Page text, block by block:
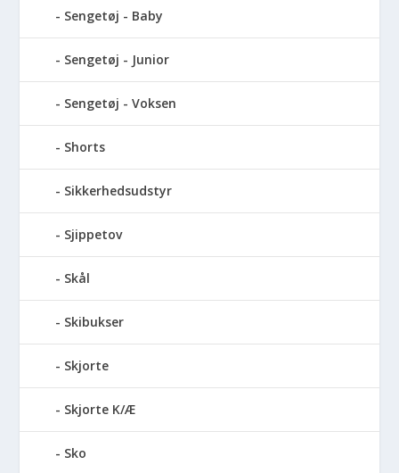
Sengetøj - Baby
Sengetøj - Junior
Sengetøj - Voksen
Shorts
Sikkerhedsudstyr
Sjippetov
Skål
Skibukser
Skjorte
Skjorte K/Æ
Sko